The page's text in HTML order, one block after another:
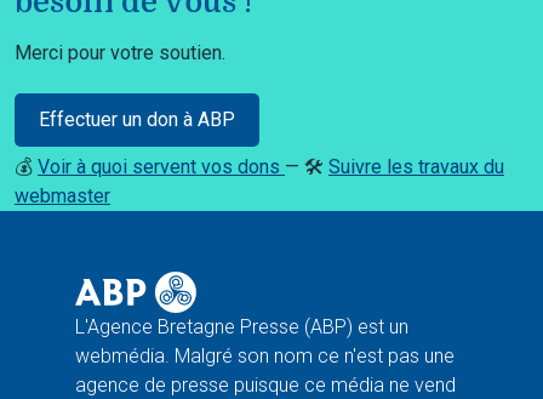
Merci pour votre soutien.
Effectuer un don à ABP
💰 Voir à quoi servent vos dons — 🛠️ Suivre les travaux du
webmaster
L'Agence Bretagne Presse (ABP) est un
webmédia. Malgré son nom ce n'est pas une
agence de presse puisque ce média ne vend